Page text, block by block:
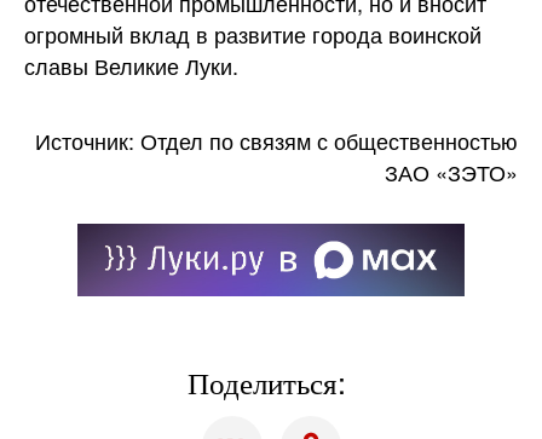
огромный вклад в развитие города воинской
славы Великие Луки.
Источник: Отдел по связям с общественностью
ЗАО «ЗЭТО»
Поделиться: